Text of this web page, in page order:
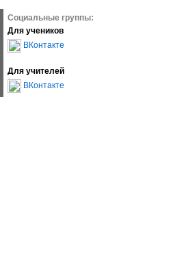
Социальные группы:
Для учеников
ВКонтакте
Для учителей
ВКонтакте